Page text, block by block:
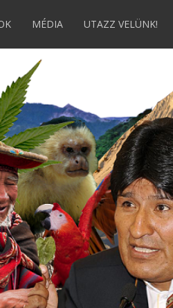
MÉDIA UTAZZ VELÜNK!